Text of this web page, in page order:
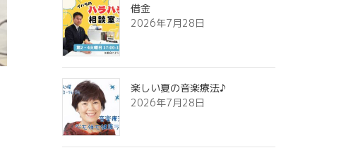
借金
2026年7月28日
楽しい夏の音楽療法♪
2026年7月28日